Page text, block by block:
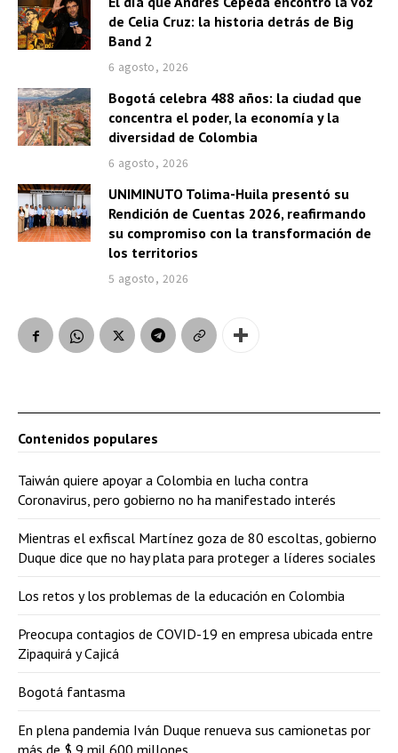
de Celia Cruz: la historia detrás de Big
Band 2
6 agosto, 2026
Bogotá celebra 488 años: la ciudad que
concentra el poder, la economía y la
diversidad de Colombia
6 agosto, 2026
UNIMINUTO Tolima-Huila presentó su
Rendición de Cuentas 2026, reafirmando
su compromiso con la transformación de
los territorios
5 agosto, 2026
Contenidos populares
Taiwán quiere apoyar a Colombia en lucha contra
Coronavirus, pero gobierno no ha manifestado interés
Mientras el exfiscal Martínez goza de 80 escoltas, gobierno
Duque dice que no hay plata para proteger a líderes sociales
Los retos y los problemas de la educación en Colombia
Preocupa contagios de COVID-19 en empresa ubicada entre
Zipaquirá y Cajicá
Bogotá fantasma
En plena pandemia Iván Duque renueva sus camionetas por